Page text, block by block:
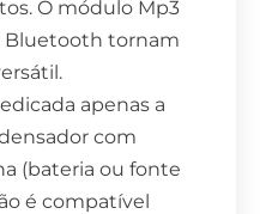
O módulo Mp3
Bluetooth tornam
apenas a
com
(bateria ou fonte
é compatível